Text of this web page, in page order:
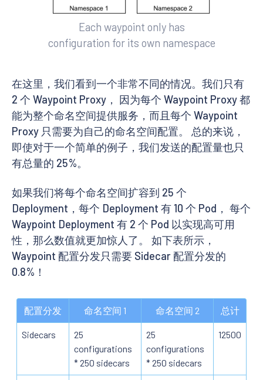
Each waypoint only has
configuration for its own namespace
在这里，我们看到一个非常不同的情况。我们只有
2 个 Waypoint Proxy， 因为每个 Waypoint Proxy 都
能为整个命名空间提供服务，而且每个 Waypoint
Proxy 只需要为自己的命名空间配置。 总的来说，
即使对于一个简单的例子，我们发送的配置量也只
有总量的 25%。
如果我们将每个命名空间扩容到 25 个
Deployment，每个 Deployment 有 10 个 Pod， 每个
Waypoint Deployment 有 2 个 Pod 以实现高可用
性，那么数值就更加惊人了。 如下表所示，
Waypoint 配置分发只需要 Sidecar 配置分发的
0.8%！
配置分发 命名空间 1 命名空间 2 总计
Sidecars
25
configurations
* 250 sidecars
25
configurations
* 250 sidecars
12500